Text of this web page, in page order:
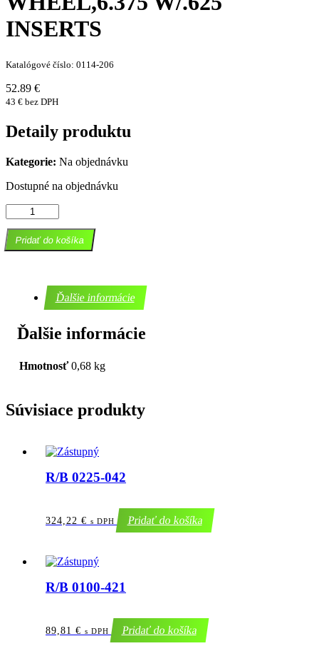
INSERTS
Katalógové číslo: 0114-206
52.89 €
43 € bez DPH
Detaily produktu
Kategorie: Na objednávku
Dostupné na objednávku
množstvo
WHEEL,6.375
W/.625
INSERTS
Pridať do košíka
Ďalšie informácie
Ďalšie informácie
Hmotnosť 0,68 kg
Súvisiace produkty
R/B 0225-042
324,22 € s DPH Pridať do košíka
R/B 0100-421
89,81 € s DPH Pridať do košíka